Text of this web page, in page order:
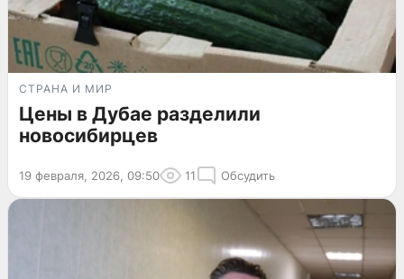
СТРАНА И МИР
Цены в Дубае разделили
новосибирцев
19 февраля, 2026, 09:50 11 Обсудить